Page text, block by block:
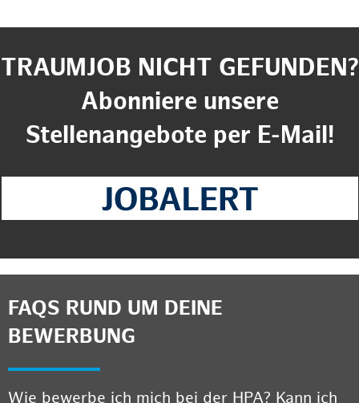
TRAUMJOB NICHT GEFUNDEN?
Abonniere unsere
Stellenangebote per E-Mail!
FAQS RUND UM DEINE
BEWERBUNG
Wie bewerbe ich mich bei der HPA? Kann ich